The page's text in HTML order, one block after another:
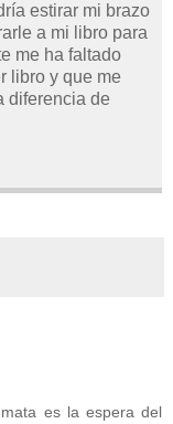
estirar mi brazo
a mi libro para
me ha faltado
libro y que me
diferencia de
es la espera del